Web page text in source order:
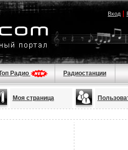
Вход|
Радио Радиостанции
Моя страница